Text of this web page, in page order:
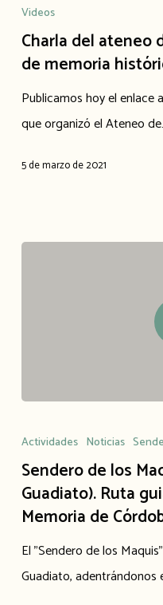
Videos
Charla del ateneo
de memoria
Publicamos hoy el enlace
que organizó el Ateneo
5 de marzo de 2021
Actividades Noticias
Sendero de los
Guadiato). Ruta
Memoria de
El "Sendero de los
Guadiato, adentrándonos